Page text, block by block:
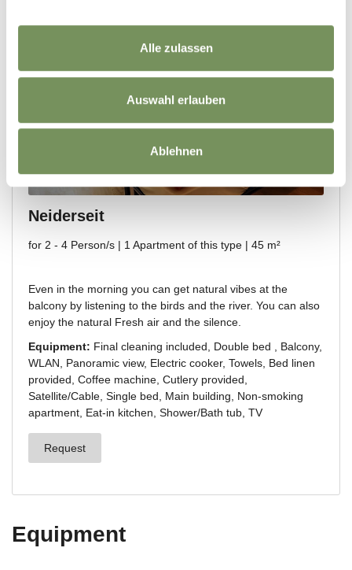
Alle zulassen
Auswahl erlauben
Ablehnen